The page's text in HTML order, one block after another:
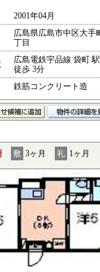
2001年04月
広島県広島市中区大手
丁目
広島電鉄宇品線 袋町 駅
徒歩 3分
鉄筋コンクリート造
敷 3ヶ月 礼 1ヶ月